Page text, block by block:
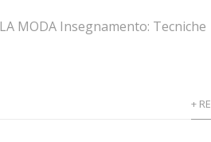
MODA Insegnamento:
+